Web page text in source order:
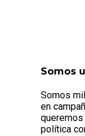
Somos
Somos
en
política